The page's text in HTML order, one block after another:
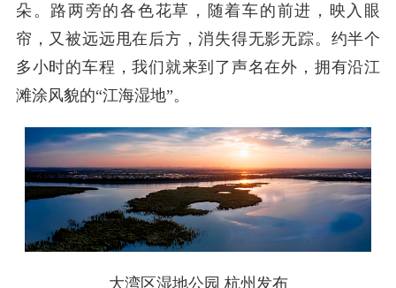
朵。路两旁的各色花草，随着车的前进，映入眼
帘，又被远远甩在后方，消失得无影无踪。约半个
多小时的车程，我们就来到了声名在外，拥有沿江
滩涂风貌的“江海湿地”。
大湾区湿地公园 杭州发布